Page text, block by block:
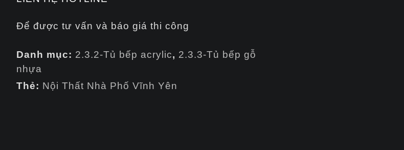
Để được tư vấn và báo giá thi công
Danh mục: 2.3.2-Tủ bếp acrylic, 2.3.3-Tủ bếp gỗ
nhựa
Thẻ: Nội Thất Nhà Phố Vĩnh Yên